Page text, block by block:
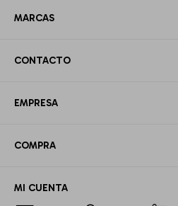
MARCAS
CONTACTO
EMPRESA
COMPRA
MI CUENTA